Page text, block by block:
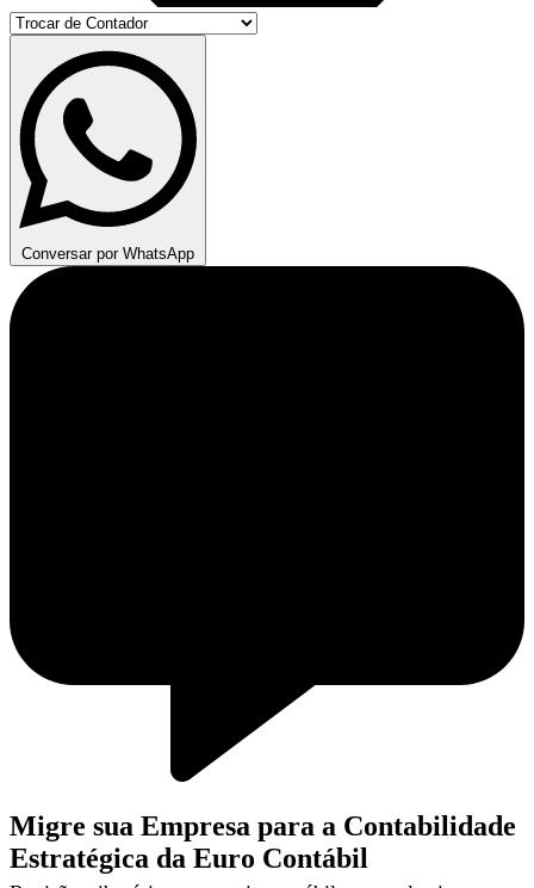
Conversar por WhatsApp
Migre sua Empresa para a Contabilidade
Estratégica da Euro Contábil